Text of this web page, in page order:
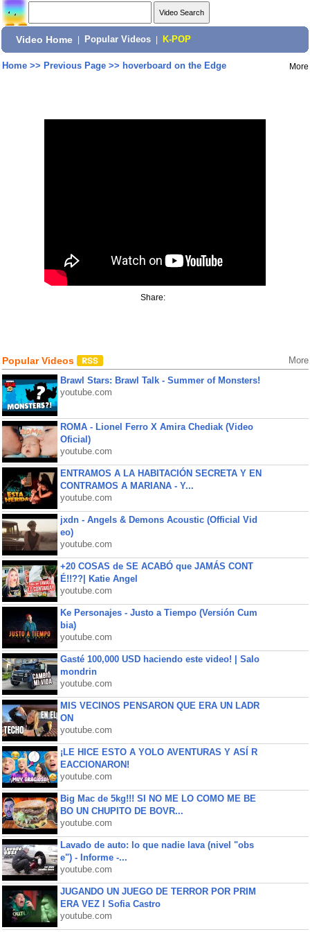
Video Home Popular Videos K-POP
Home>> Previous Page>> hoverboard on the Edge More
Share:
Popular Videos More
Brawl Stars: Brawl Talk - Summer of Monsters!
youtube.com
ROMA - Lionel Ferro X Amira Chediak (Video
Oficial)
youtube.com
ENTRAMOS A LA HABITACIÓN SECRETA Y EN
CONTRAMOS A MARIANA - Y...
youtube.com
jxdn - Angels & Demons Acoustic (Official Vid
eo)
youtube.com
+20 COSAS de SE ACABÓ que JAMÁS CONT
É!!??| Katie Angel
youtube.com
Ke Personajes - Justo a Tiempo (Versión Cum
bia)
youtube.com
Gasté 100,000 USD haciendo este video! | Salo
mondrin
youtube.com
MIS VECINOS PENSARON QUE ERA UN LADR
ON
youtube.com
¡LE HICE ESTO A YOLO AVENTURAS Y ASÍ R
EACCIONARON!
youtube.com
Big Mac de 5kg!!! SI NO ME LO COMO ME BE
BO UN CHUPITO DE BOVR...
youtube.com
Lavado de auto: lo que nadie lava (nivel "obs
e") - Informe -...
youtube.com
JUGANDO UN JUEGO DE TERROR POR PRIM
ERA VEZ l Sofia Castro
youtube.com